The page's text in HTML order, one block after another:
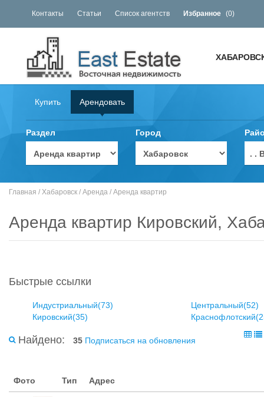
Контакты Статьи Список агентств Избранное (0)
Купить Арендовать
Раздел Город
. .
Главная / Хабаровск / Аренда / Аренда квартир
Аренда квартир Кировский,
Быстрые ссылки
Индустриальный(73)
Центральный(52)
Кировский(35)
Найдено: 35 Подписаться на обновления
Фото Тип Адрес